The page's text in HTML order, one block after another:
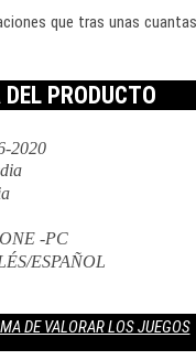
que tras unas
PRODUCTO
2020
-PC
ESPAÑOL
DE VALORAR LOS JUEGOS